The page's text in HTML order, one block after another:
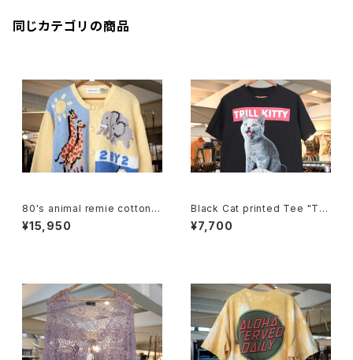
同じカテゴリの商品
80's animal remie cotton k
nit crewneck Cardigan
¥15,950
Black Cat printed Tee "TRI
LL KITTY"
¥7,700